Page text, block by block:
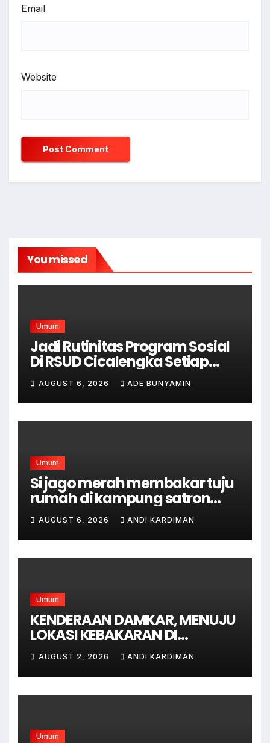
Email
Website
You missed
Umum
Jadi Rutinitas Program Sosial
Di RSUD Cicalengka Setiap
Bulan Gelar Sunatan Massal
Bagi Masyarakat Tidak
Mampu
AUGUST 6, 2026 ADE BUNYAMIN
Umum
Si jago merah membakar tuju
rumah di kampung satron
sodonghilir .
AUGUST 6, 2026 ANDI KARDIMAN
Umum
KENDERAAN DAMKAR, MENUJU
LOKASI KEBAKARAN DI
JAGAKARSA JAKARTA
SELATAN
AUGUST 2, 2026 ANDI KARDIMAN
Umum